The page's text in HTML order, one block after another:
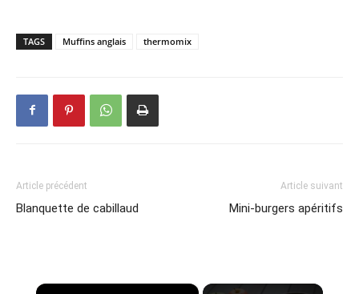
TAGS Muffins anglais thermomix
Article précédent
Blanquette de cabillaud
Article suivant
Mini-burgers apéritifs
×